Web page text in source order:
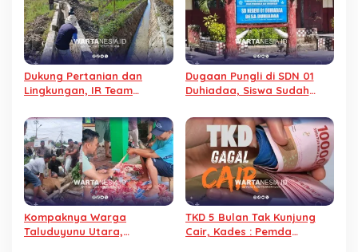
Dukung Pertanian dan
Lingkungan, IR Team
Swadaya
Dugaan Pungli di SDN 01
Duhiadaa, Siswa Sudah
Kunjung Diterima
Kompaknya Warga
Taluduyunu Utara,
TKD 5 Bulan Tak Kunjung
Cair, Kades : Pemda